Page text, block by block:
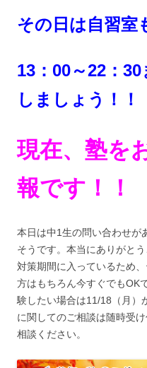
その日は自習室
13：00～22：
しましょう！！
現在、塾を
報です！！
本日は中1生の問い合わせが
そうです。本当にありがと
対策期間に入っているため
方はもちろん今すぐでもOK
験したい場合は11/18（月）
に関してのご相談は随時受
相談ください。